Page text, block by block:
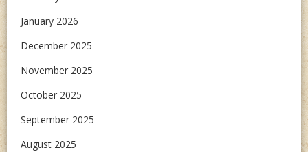
January 2026
December 2025
November 2025
October 2025
September 2025
August 2025